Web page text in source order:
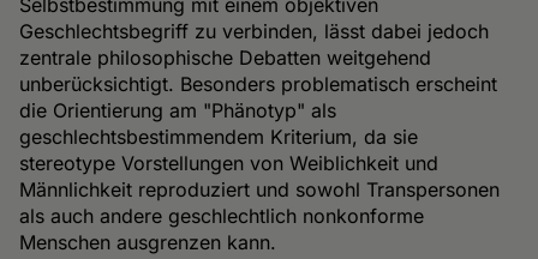
Selbstbestimmung mit einem objektiven
Geschlechtsbegriff zu verbinden, lässt dabei jedoch
zentrale philosophische Debatten weitgehend
unberücksichtigt. Besonders problematisch erscheint
die Orientierung am "Phänotyp" als
geschlechtsbestimmendem Kriterium, da sie
stereotype Vorstellungen von Weiblichkeit und
Männlichkeit reproduziert und sowohl Transpersonen
als auch andere geschlechtlich nonkonforme
Menschen ausgrenzen kann.